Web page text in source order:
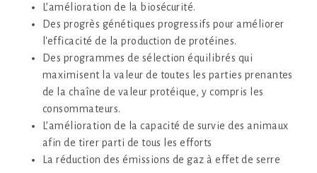
L’amélioration de la biosécurité.
Des progrès génétiques progressifs pour améliorer
l'efficacité de la production de protéines.
Des programmes de sélection équilibrés qui
maximisent la valeur de toutes les parties prenantes
de la chaîne de valeur protéique, y compris les
consommateurs.
L’amélioration de la capacité de survie des animaux
afin de tirer parti de tous les efforts
La réduction des émissions de gaz à effet de serre